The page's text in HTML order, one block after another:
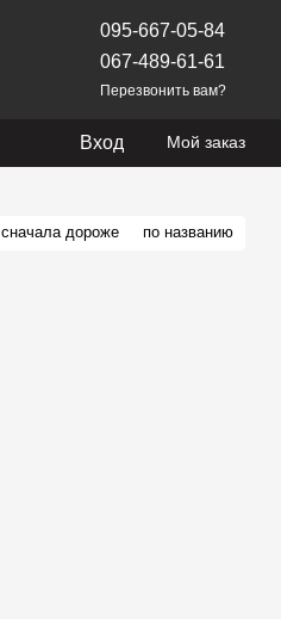
095-667-05-84
067-489-61-61
Перезвонить вам?
Вход Мой заказ
сначала дороже по названию